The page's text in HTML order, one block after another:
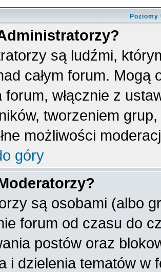
są ludźmi,
całym forum.
forum, włącznie z
tworzeniem
możliwości
góry
są osobami (albo
forum od czasu do
postów oraz
i dzielenia tematów w